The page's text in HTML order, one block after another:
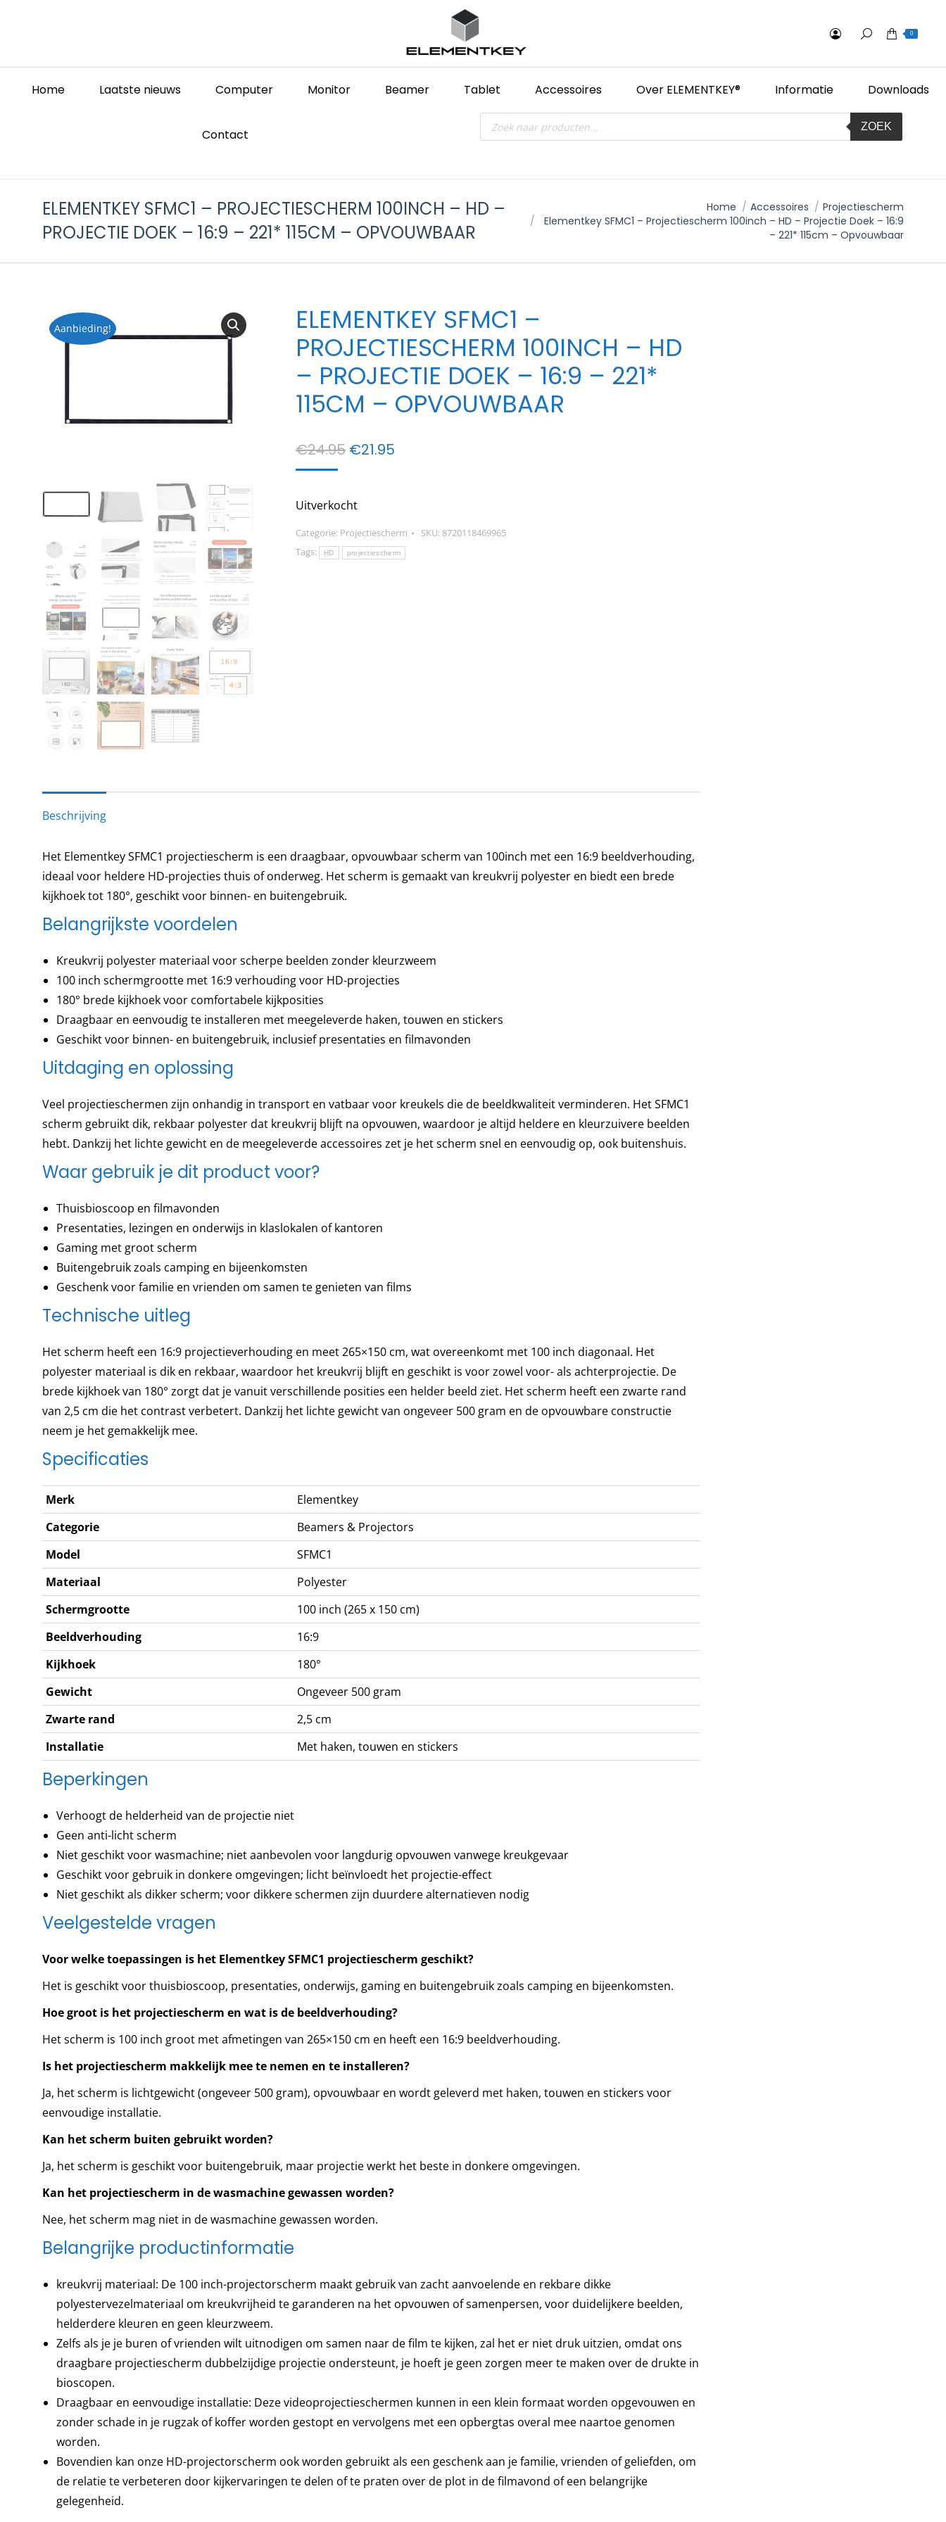
0
Home Laatste nieuws Computer Monitor Beamer Tablet Accessoires Over ELEMENTKEY® Informatie Downloads
Contact
Producten
zoeken ZOEK
ELEMENTKEY SFMC1 – PROJECTIESCHERM 100INCH – HD –
PROJECTIE DOEK – 16:9 – 221* 115CM – OPVOUWBAAR
Home Accessoires
Projectiescherm
Elementkey SFMC1 – Projectiescherm 100inch – HD – Projectie Doek – 16:9
– 221* 115cm – Opvouwbaar
Aanbieding!
ELEMENTKEY SFMC1 –
PROJECTIESCHERM 100INCH – HD
– PROJECTIE DOEK – 16:9 – 221*
115CM – OPVOUWBAAR
€24.95 Oorspronkelijke
€24.95.
€21.95
Uitverkocht
Categorie: Projectiescherm SKU:8720118469965
Tags:
HD projectiescherm
Beschrijving
Het Elementkey SFMC1 projectiescherm is een draagbaar, opvouwbaar scherm van 100inch met een 16:9 beeldverhouding,
ideaal voor heldere HD-projecties thuis of onderweg. Het scherm is gemaakt van kreukvrij polyester en biedt een brede
kijkhoek tot 180°, geschikt voor binnen- en buitengebruik.
Belangrijkste voordelen
Kreukvrij polyester materiaal voor scherpe beelden zonder kleurzweem
100 inch schermgrootte met 16:9 verhouding voor HD-projecties
180° brede kijkhoek voor comfortabele kijkposities
Draagbaar en eenvoudig te installeren met meegeleverde haken, touwen en stickers
Geschikt voor binnen- en buitengebruik, inclusief presentaties en filmavonden
Uitdaging en oplossing
Veel projectieschermen zijn onhandig in transport en vatbaar voor kreukels die de beeldkwaliteit verminderen. Het SFMC1
scherm gebruikt dik, rekbaar polyester dat kreukvrij blijft na opvouwen, waardoor je altijd heldere en kleurzuivere beelden
hebt. Dankzij het lichte gewicht en de meegeleverde accessoires zet je het scherm snel en eenvoudig op, ook buitenshuis.
Waar gebruik je dit product voor?
Thuisbioscoop en filmavonden
Presentaties, lezingen en onderwijs in klaslokalen of kantoren
Gaming met groot scherm
Buitengebruik zoals camping en bijeenkomsten
Geschenk voor familie en vrienden om samen te genieten van films
Technische uitleg
Het scherm heeft een 16:9 projectieverhouding en meet 265×150 cm, wat overeenkomt met 100 inch diagonaal. Het
polyester materiaal is dik en rekbaar, waardoor het kreukvrij blijft en geschikt is voor zowel voor- als achterprojectie. De
brede kijkhoek van 180° zorgt dat je vanuit verschillende posities een helder beeld ziet. Het scherm heeft een zwarte rand
van 2,5 cm die het contrast verbetert. Dankzij het lichte gewicht van ongeveer 500 gram en de opvouwbare constructie
neem je het gemakkelijk mee.
Specificaties
Merk
Elementkey
Categorie
Beamers & Projectors
Model
SFMC1
Materiaal
Polyester
Schermgrootte
100 inch (265 x 150 cm)
Beeldverhouding
16:9
Kijkhoek
180°
Gewicht
Ongeveer 500 gram
Zwarte rand
2,5 cm
Installatie
Met haken, touwen en stickers
Beperkingen
Verhoogt de helderheid van de projectie niet
Geen anti-licht scherm
Niet geschikt voor wasmachine; niet aanbevolen voor langdurig opvouwen vanwege kreukgevaar
Geschikt voor gebruik in donkere omgevingen; licht beïnvloedt het projectie-effect
Niet geschikt als dikker scherm; voor dikkere schermen zijn duurdere alternatieven nodig
Veelgestelde vragen
Voor welke toepassingen is het Elementkey SFMC1 projectiescherm geschikt?
Het is geschikt voor thuisbioscoop, presentaties, onderwijs, gaming en buitengebruik zoals camping en bijeenkomsten.
Hoe groot is het projectiescherm en wat is de beeldverhouding?
Het scherm is 100 inch groot met afmetingen van 265×150 cm en heeft een 16:9 beeldverhouding.
Is het projectiescherm makkelijk mee te nemen en te installeren?
Ja, het scherm is lichtgewicht (ongeveer 500 gram), opvouwbaar en wordt geleverd met haken, touwen en stickers voor
eenvoudige installatie.
Kan het scherm buiten gebruikt worden?
Ja, het scherm is geschikt voor buitengebruik, maar projectie werkt het beste in donkere omgevingen.
Kan het projectiescherm in de wasmachine gewassen worden?
Nee, het scherm mag niet in de wasmachine gewassen worden.
Belangrijke productinformatie
kreukvrij materiaal: De 100 inch-projectorscherm maakt gebruik van zacht aanvoelende en rekbare dikke
polyestervezelmateriaal om kreukvrijheid te garanderen na het opvouwen of samenpersen, voor duidelijkere beelden,
helderdere kleuren en geen kleurzweem.
Zelfs als je je buren of vrienden wilt uitnodigen om samen naar de film te kijken, zal het er niet druk uitzien, omdat ons
draagbare projectiescherm dubbelzijdige projectie ondersteunt, je hoeft je geen zorgen meer te maken over de drukte in
bioscopen.
Draagbaar en eenvoudige installatie: Deze videoprojectieschermen kunnen in een klein formaat worden opgevouwen en
zonder schade in je rugzak of koffer worden gestopt en vervolgens met een opbergtas overal mee naartoe genomen
worden.
Bovendien kan onze HD-projectorscherm ook worden gebruikt als een geschenk aan je familie, vrienden of geliefden, om
de relatie te verbeteren door kijkervaringen te delen of te praten over de plot in de filmavond of een belangrijke
gelegenheid.